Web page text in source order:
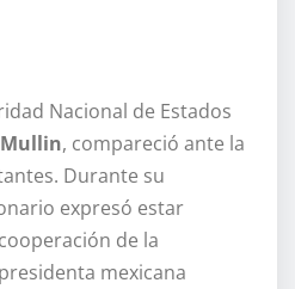
Nacional de Estados
, compareció ante la
Durante su
expresó estar
de la
mexicana